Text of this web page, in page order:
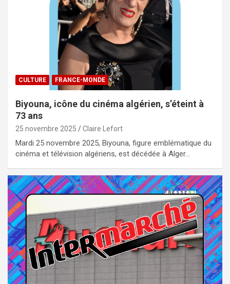
CULTURE FRANCE-MONDE
Biyouna, icône du cinéma algérien, s’éteint à
73 ans
25 novembre 2025 Claire Lefort
Mardi 25 novembre 2025, Biyouna, figure emblématique du
cinéma et télévision algériens, est décédée à Alger…